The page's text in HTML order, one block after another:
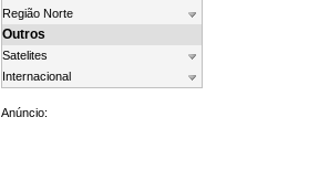
Região Norte
Outros
Satelites
Internacional
Anúncio: